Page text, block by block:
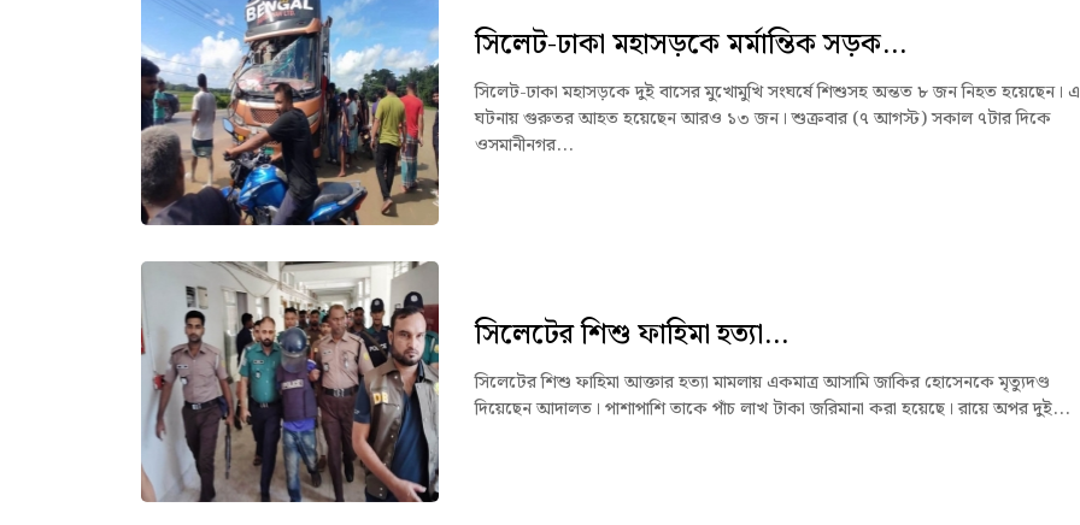
সিলেট-ঢাকা মহাসড়কে মর্মান্তিক সড়ক...
সিলেট-ঢাকা মহাসড়কে দুই বাসের মুখোমুখি সংঘর্ষে শিশুসহ অন্তত ৮ জন নিহত হয়েছেন। এ
ঘটনায় গুরুতর আহত হয়েছেন আরও ১৩ জন। শুক্রবার (৭ আগস্ট) সকাল ৭টার দিকে
ওসমানীনগর...
সিলেটের শিশু ফাহিমা হত্যা...
সিলেটের শিশু ফাহিমা আক্তার হত্যা মামলায় একমাত্র আসামি জাকির হোসেনকে মৃত্যুদণ্ড
দিয়েছেন আদালত। পাশাপাশি তাকে পাঁচ লাখ টাকা জরিমানা করা হয়েছে। রায়ে অপর দুই...